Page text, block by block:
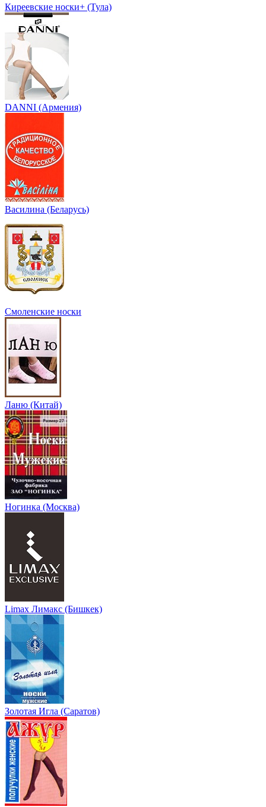
Киреевские носки+ (Тула)
DANNI (Армения)
Василина (Беларусь)
Смоленские носки
Ланю (Китай)
Ногинка (Москва)
Limax Лимакс (Бишкек)
Золотая Игла (Саратов)